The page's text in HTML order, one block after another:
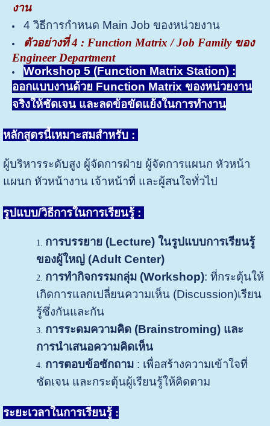
งาน
4 วิธีการกำหนด Main Job ของหน่วยงาน
ตัวอย่างที่ 4 : Function Matrix / Job Family ของ
Engineer Department
Workshop 5 (Function Matrix Station) :
ออกแบบงานด้วย Function Matrix ของหน่วยงาน
จริงให้ชัดเจน และลดข้อขัดแย้งในการทำงาน
หลักสูตรนี้เหมาะสมสำหรับ :
ผู้บริหารระดับสูง ผู้จัดการฝ่าย ผู้จัดการแผนก หัวหน้า
แผนก หัวหน้างาน เจ้าหน้าที่ และผู้สนใจทั่วไป
รูปแบบ/วิธีการในการเรียนรู้ :
การบรรยาย (Lecture) ในรูปแบบการเรียนรู้
ของผู้ใหญ่ (Adult Center)
การทำกิจกรรมกลุ่ม(Workshop): ที่กระตุ้นให้
เกิดการแลกเปลี่ยนความเห็น (Discussion)เรียน
รู้ซึ่งกันและกัน
การระดมความคิด(Brainstroming) และ
การนำเสนอความคิดเห็น
การตอบข้อซักถาม: เพื่อสร้างความเข้าใจที่
ชัดเจน และกระตุ้นผู้เรียนรู้ให้คิดตาม
ระยะเวลาในการเรียนรู้ :